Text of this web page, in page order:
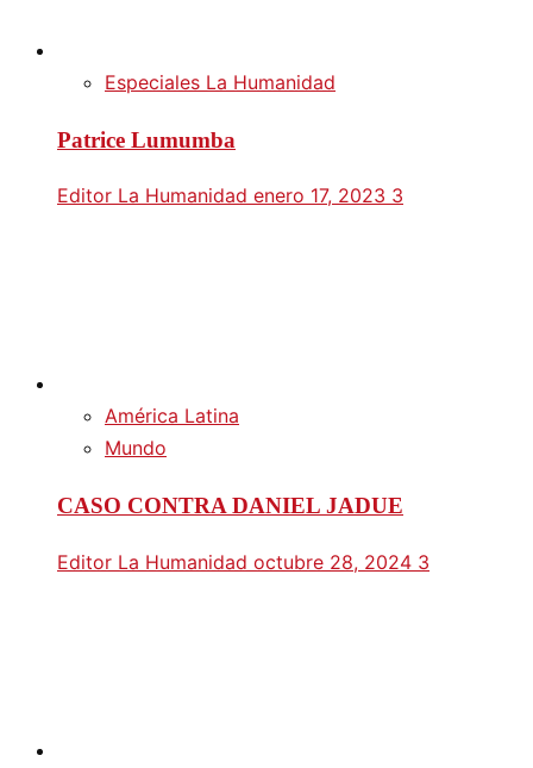
Especiales La Humanidad
Patrice Lumumba
Editor La Humanidad enero 17, 2023 3
América Latina
Mundo
CASO CONTRA DANIEL JADUE
Editor La Humanidad octubre 28, 2024 3